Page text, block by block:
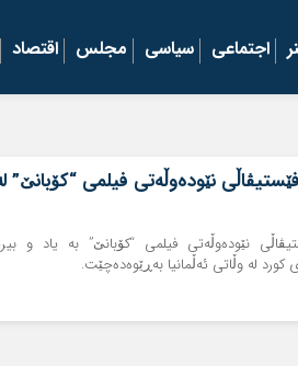
اجتماعی سیاسی مجلس اقتصاد
نێودەوڵەتی فیلمی “کۆبانێ” لە
نێودەوڵەتی فیلمی “کۆبانێ” به یاد و
لە وڵاتی ئەڵمانیا بەڕێوەده‌چێت.